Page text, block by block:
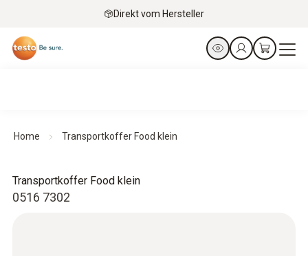
Direkt vom Hersteller
Home Transportkoffer Food klein
0516 7302
Transportkoffer Food klein